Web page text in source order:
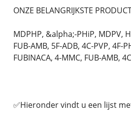
ONZE BELANGRIJKSTE
MDPHP, &alpha;-PHiP, MDPV,
FUB-AMB, 5F-ADB, 4C-PVP, 4F-
FUBINACA, 4-MMC, FUB-AMB,
✅Hieronder vindt u een lijst